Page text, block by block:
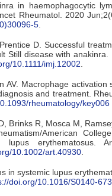
in haemophagocytic
Rheumatol. 2020
5
D. Successful
Still disease with
10.1111/imj.12002
AV. Macrophage activation
and treatment.
rheumatology/key006
Brinks R, Mosca M,
American
erythematosus.
10.1002/art.40930
in systemic lupus
doi.org/10.1016/S0140-